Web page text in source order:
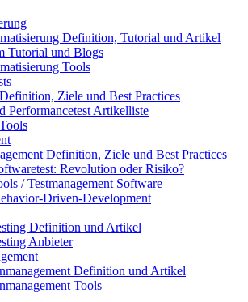
Definition, Tutorial und Artikel
Tutorial und Blogs
Tools
Ziele und Best Practices
Performancetest Artikelliste
Definition, Ziele und Best Practices
Revolution oder Risiko?
/ Testmanagement Software
Driven-Development
Definition und Artikel
Anbieter
Definition und Artikel
Tools